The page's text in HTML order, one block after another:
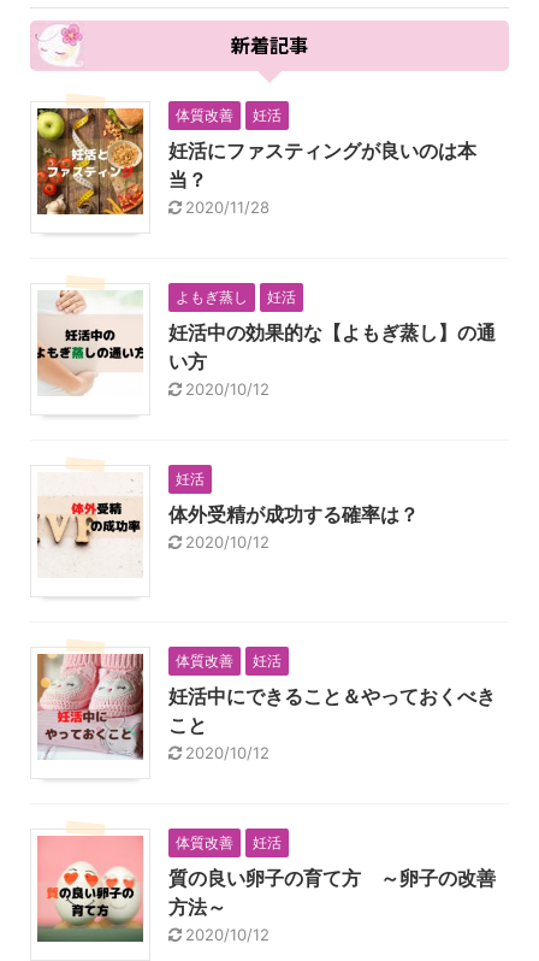
新着記事
体質改善 妊活
妊活にファスティングが良いのは本
当？
2020/11/28
よもぎ蒸し 妊活
妊活中の効果的な【よもぎ蒸し】の通
い方
2020/10/12
妊活
体外受精が成功する確率は？
2020/10/12
体質改善 妊活
妊活中にできること＆やっておくべき
こと
2020/10/12
体質改善 妊活
質の良い卵子の育て方 ～卵子の改善
方法～
2020/10/12